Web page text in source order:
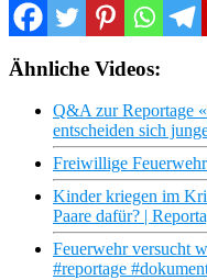
Ähnliche Videos:
Q&A zur Reportage
entscheiden sich
Freiwillige
Kinder kriegen im
Paare dafür? |
Feuerwehr versucht
#reportage